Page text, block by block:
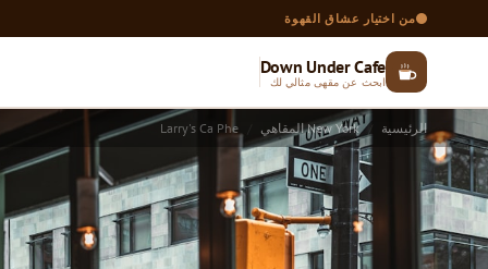
من اختيار عشاق القهوة
Down Under Cafe
ابحث عن مقهى مثالي لك
الرئيسية New York المقاهي Larry's Ca Phe